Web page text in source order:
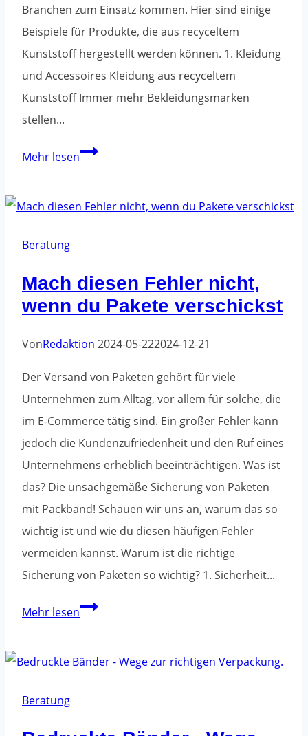
Branchen zum Einsatz kommen. Hier sind einige
Beispiele für Produkte, die aus recyceltem
Kunststoff hergestellt werden können. 1. Kleidung
und Accessoires Kleidung aus recyceltem
Kunststoff Immer mehr Bekleidungsmarken
stellen...
Mehr lesenWelche
hergestellt
werden?
Beratung
Mach diesen Fehler nicht,
wenn du Pakete verschickst
VonRedaktion 2024-05-222024-12-21
Der Versand von Paketen gehört für viele
Unternehmen zum Alltag, vor allem für solche, die
im E-Commerce tätig sind. Ein großer Fehler kann
jedoch die Kundenzufriedenheit und den Ruf eines
Unternehmens erheblich beeinträchtigen. Was ist
das? Die unsachgemäße Sicherung von Paketen
mit Packband! Schauen wir uns an, warum das so
wichtig ist und wie du diesen häufigen Fehler
vermeiden kannst. Warum ist die richtige
Sicherung von Paketen so wichtig? 1. Sicherheit...
Mehr lesenMach
Beratung